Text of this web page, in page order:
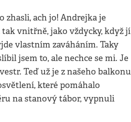
zhasli, ach jo! Andrejka je
tak vnitřně, jako vždycky, když jí
vlastním zaváháním. Taky
jsem to, ale nechce se mi. Je
Teď už je z našeho balkonu
které pomáhalo
na stanový tábor, vypnuli